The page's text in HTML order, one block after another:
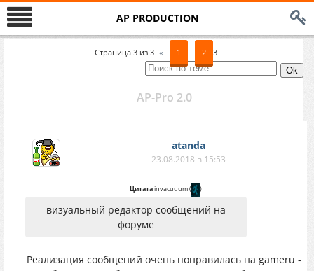
AP PRODUCTION
Страница 3 из 3 « 1 2 3
AP-Pro 2.0
atanda
23.08.2018 в 15:53
Цитатаinvacuuum( )
визуальный редактор сообщений на
форуме
Реализация сообщений очень понравилась на gameru -